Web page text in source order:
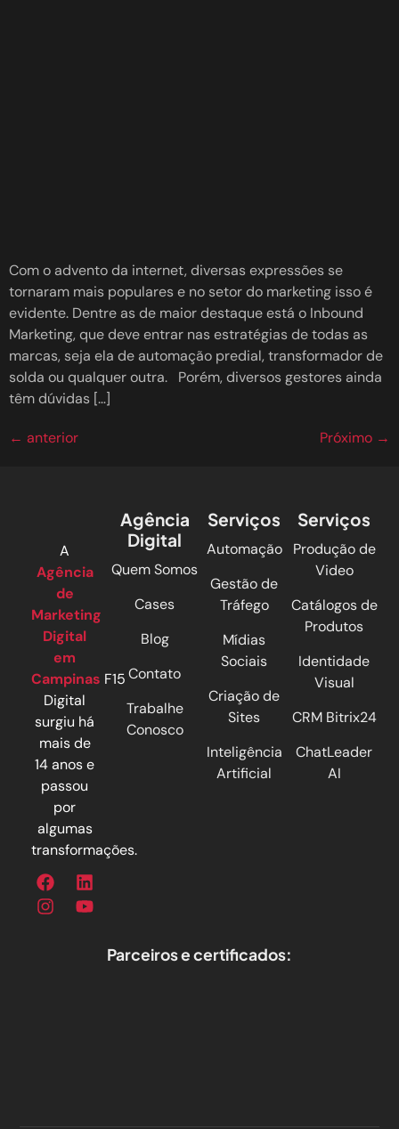
Com o advento da internet, diversas expressões se
tornaram mais populares e no setor do marketing isso é
evidente. Dentre as de maior destaque está o Inbound
Marketing, que deve entrar nas estratégias de todas as
marcas, seja ela de automação predial, transformador de
solda ou qualquer outra. Porém, diversos gestores ainda
têm dúvidas […]
← anterior Próximo →
A
Agência
de
Marketing
Digital
em
Campinas F15
Digital
surgiu há
mais de
14 anos e
passou
por
algumas
transformações.
Agência
Digital
Quem Somos
Cases
Blog
Contato
Trabalhe
Conosco
Serviços
Automação
Gestão de
Tráfego
Mídias
Sociais
Criação de
Sites
Inteligência
Artificial
Serviços
Produção de
Video
Catálogos de
Produtos
Identidade
Visual
CRM Bitrix24
ChatLeader
AI
Parceiros e certificados: